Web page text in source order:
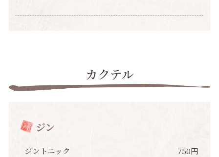
カクテル
ジン
ジントニック 750円